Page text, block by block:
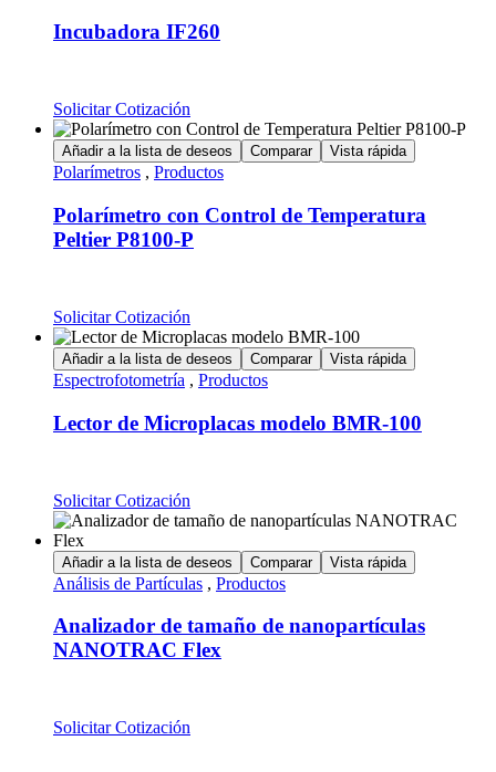
Incubadora IF260
Solicitar Cotización
Añadir a la lista de deseos Comparar Vista rápida
Polarímetros , Productos
Polarímetro con Control de Temperatura
Peltier P8100-P
Solicitar Cotización
Añadir a la lista de deseos Comparar Vista rápida
Espectrofotometría , Productos
Lector de Microplacas modelo BMR-100
Solicitar Cotización
Añadir a la lista de deseos Comparar Vista rápida
Análisis de Partículas , Productos
Analizador de tamaño de nanopartículas
NANOTRAC Flex
Solicitar Cotización